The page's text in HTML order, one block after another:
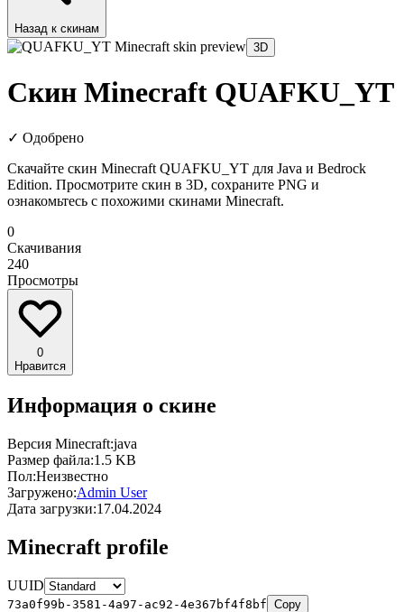
Назад к скинам
3D
Скин Minecraft QUAFKU_YT
✓ Одобрено
Скачайте скин Minecraft QUAFKU_YT для Java и Bedrock
Edition. Просмотрите скин в 3D, сохраните PNG и
ознакомьтесь с похожими скинами Minecraft.
0
Скачивания
240
Просмотры
0
Нравится
Информация о скине
Версия Minecraft:java
Размер файла:1.5 KB
Пол:Неизвестно
Загружено:Admin User
Дата загрузки:17.04.2024
Minecraft profile
UUID
73a0f99b-3581-4a97-ac92-4e367bf4f8bf Copy